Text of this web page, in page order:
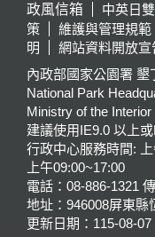
政風信箱
中英日
策
維護與管理規範
明
網站資料開放宣
內政部國家公園署 墾
National Park
Ministry of the Interior
建議使用IE9.0 以上
行政中心服務時間:
上午09:00~17:00
電話：08-886-1321
地址：946008屏東縣
更新日期： 115-08-07